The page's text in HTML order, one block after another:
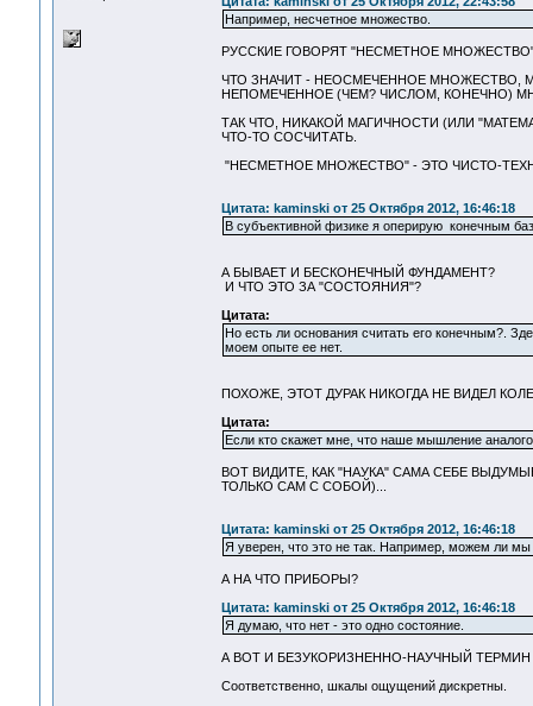
Например, несчетное множество.
РУССКИЕ ГОВОРЯТ "НЕСМЕТНОЕ
ЧТО ЗНАЧИТ - НЕОСМЕЧЕННОЕ МНОЖЕСТВО,
НЕПОМЕЧЕННОЕ (ЧЕМ? ЧИСЛОМ, КОНЕЧНО)
ТАК ЧТО, НИКАКОЙ МАГИЧНОСТИ (ИЛИ
ЧТО-ТО СОСЧИТАТЬ.
"НЕСМЕТНОЕ МНОЖЕСТВО" - ЭТО ЧИСТО-
Цитата: kaminski от 25 Октября 2012, 16:46:18
В субъективной физике я оперирую конечным
А БЫВАЕТ И БЕСКОНЕЧНЫЙ ФУНДАМЕНТ?
И ЧТО ЭТО ЗА "СОСТОЯНИЯ"?
Цитата:
Но есть ли основания считать его конечным?.
моем опыте ее нет.
ПОХОЖЕ, ЭТОТ ДУРАК НИКОГДА НЕ ВИДЕЛ
Цитата:
Если кто скажет мне, что наше мышление
ВОТ ВИДИТЕ, КАК "НАУКА" САМА СЕБЕ
ТОЛЬКО САМ С СОБОЙ)...
Цитата: kaminski от 25 Октября 2012, 16:46:18
Я уверен, что это не так. Например, можем ли мы
А НА ЧТО ПРИБОРЫ?
Цитата: kaminski от 25 Октября 2012, 16:46:18
Я думаю, что нет - это одно состояние.
А ВОТ И БЕЗУКОРИЗНЕННО-НАУЧНЫЙ
Соответственно, шкалы ощущений дискретны.